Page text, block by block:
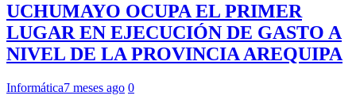
UCHUMAYO OCUPA EL PRIMER
LUGAR EN EJECUCIÓN DE GASTO A
NIVEL DE LA PROVINCIA AREQUIPA
Informática7 meses ago 0